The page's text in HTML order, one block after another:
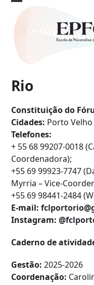
Skip
content
Open
mobile
menu
Close
mobile
menu
Rio
Constituição do
Cidades: Porto Velho
Telefones:
+ 55 68 99207-0018
Coordenadora);
+55 69 99923-7747
Myrria – Vice-
+55 69 98441-2484
E-mail:
Instagram:
Caderno de
Gestão: 2025-2026
Coordenação: